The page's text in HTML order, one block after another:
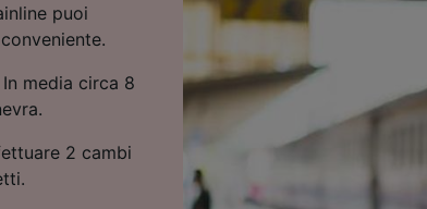
puoi
media circa 8
2 cambi